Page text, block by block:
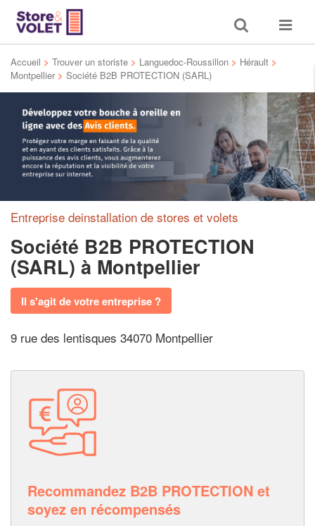
Toggle
search
Toggle
Accueil > Trouver un storiste > Languedoc-Roussillon > Hérault >
Montpellier > Société B2B PROTECTION (SARL)
Entreprise deinstallation de stores et volets
Société B2B PROTECTION
(SARL) à Montpellier
Il s'agit de votre entreprise ?
9 rue des lentisques 34070 Montpellier
Recommandez B2B PROTECTION et
soyez en récompensés